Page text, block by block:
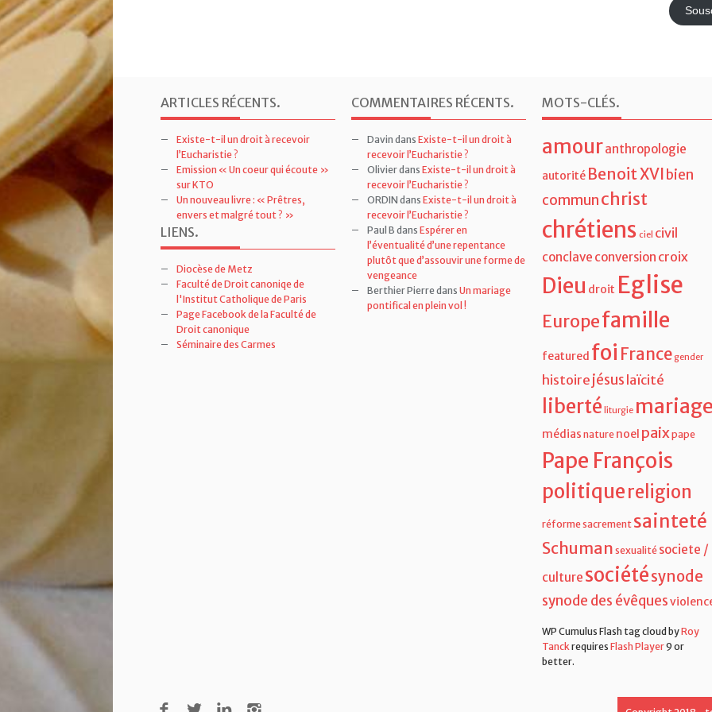
mail
ARTICLES RÉCENTS.
Existe-t-il un droit à recevoir
l’Eucharistie ?
Emission « Un coeur qui écoute »
sur KTO
Un nouveau livre : « Prêtres,
envers et malgré tout ? »
LIENS.
Diocèse de Metz
Faculté de Droit canoniqe de
l'Institut Catholique de Paris
Page Facebook de la Faculté de
Droit canonique
Séminaire des Carmes
COMMENTAIRES RÉCENTS.
Davin dans Existe-t-il un droit à
recevoir l’Eucharistie ?
Olivierdans Existe-t-il un droit à
recevoir l’Eucharistie ?
ORDIN dans Existe-t-il un droit à
recevoir l’Eucharistie ?
Paul B dans Espérer en
l’éventualité d’une repentance
plutôt que d’assouvir une forme de
vengeance
Berthier Pierredans Un mariage
pontifical en plein vol !
MOTS-CLÉS.
amouranthropologie
autorité Benoit XVIbien
communchrist
chrétiens ciel civil
conclave conversion croix
Dieu droit Eglise
Europefamille
featured foi Francegender
histoire jésus laïcité
liberté liturgie
médias nature noel paixpape
Pape François
politiquereligion
réformesacrement sainteté
Schuman sexualité societe /
culture sociétésynode
synode des évêques
WP Cumulus Flash tag cloud byRoy
Tanck requires Flash Player9 or
better.